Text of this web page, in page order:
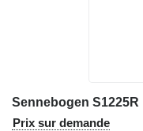
Sennebogen S1225R
Prix sur demande